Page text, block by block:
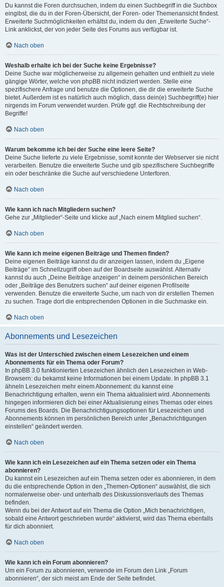
Du kannst die Foren durchsuchen, indem du einen Suchbegriff in die Suchbox
eingibst, die du in der Foren-Übersicht, der Foren- oder Themenansicht findest.
Erweiterte Suchmöglichkeiten erhältst du, indem du den „Erweiterte Suche“-
Link anklickst, der von jeder Seite des Forums aus verfügbar ist.
Nach oben
Weshalb erhalte ich bei der Suche keine Ergebnisse?
Deine Suche war möglicherweise zu allgemein gehalten und enthielt zu viele
gängige Wörter, welche von phpBB nicht indiziert werden. Stelle eine
spezifischere Anfrage und benutze die Optionen, die dir die erweiterte Suche
bietet. Außerdem ist es natürlich auch möglich, dass dein(e) Suchbegriff(e) hier
nirgends im Forum verwendet wurden. Prüfe ggf. die Rechtschreibung der
Begriffe!
Nach oben
Warum bekomme ich bei der Suche eine leere Seite?
Deine Suche lieferte zu viele Ergebnisse, somit konnte der Webserver sie nicht
verarbeiten. Benutze die erweiterte Suche und gib spezifischere Suchbegriffe
ein oder beschränke die Suche auf verschiedene Unterforen.
Nach oben
Wie kann ich nach Mitgliedern suchen?
Gehe zur „Mitglieder“-Seite und klicke auf „Nach einem Mitglied suchen“.
Nach oben
Wie kann ich meine eigenen Beiträge und Themen finden?
Deine eigenen Beiträge kannst du dir anzeigen lassen, indem du „Eigene
Beiträge“ im Schnellzugriff oben auf der Boardseite auswählst. Alternativ
kannst du auch „Deine Beiträge anzeigen“ in deinem persönlichen Bereich
oder „Beiträge des Benutzers suchen“ auf deiner eigenen Profilseite
verwenden. Benutze die erweiterte Suche, um nach von dir erstellen Themen
zu suchen. Trage dort die entsprechenden Optionen in die Suchmaske ein.
Nach oben
Abonnements und Lesezeichen
Was ist der Unterschied zwischen einem Lesezeichen und einem
Abonnements für ein Thema oder Forum?
In phpBB 3.0 funktionierten Lesezeichen ähnlich den Lesezeichen in Web-
Browsern: du bekamst keine Informationen bei einem Update. In phpBB 3.1
ähneln Lesezeichen mehr einem Abonnement: du kannst eine
Benachrichtigung erhalten, wenn ein Thema aktualisiert wird. Abonnements
hingegen informieren dich bei einer Aktualisierung eines Themas oder eines
Forums des Boards. Die Benachrichtigungsoptionen für Lesezeichen und
Abonnements können im persönlichen Bereich unter „Benachrichtigungen
einstellen“ geändert werden.
Nach oben
Wie kann ich ein Lesezeichen auf ein Thema setzen oder ein Thema
abonnieren?
Du kannst ein Lesezeichen auf ein Thema setzen oder es abonnieren, in dem
du die entsprechende Option in den „Themen-Optionen“ auswählst, die sich
normalerweise ober- und unterhalb des Diskussionsverlaufs des Themas
befinden.
Wenn du bei der Antwort auf ein Thema die Option „Mich benachrichtigen,
sobald eine Antwort geschrieben wurde“ aktivierst, wird das Thema ebenfalls
für dich abonniert.
Nach oben
Wie kann ich ein Forum abonnieren?
Um ein Forum zu abonnieren, verwende im Forum den Link „Forum
abonnieren“, der sich meist am Ende der Seite befindet.